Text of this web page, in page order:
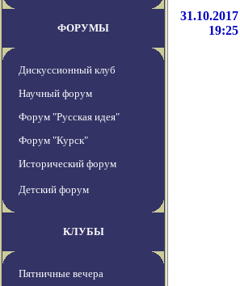
ФОРУМЫ
Дискуссионный клуб
Научный форум
Форум "Русская идея"
Форум "Курск"
Исторический форум
Детский форум
КЛУБЫ
Пятничные вечера
31.10.2017
19:25